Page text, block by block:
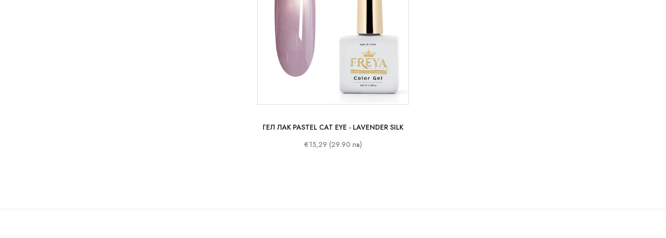
10 ml
ГЕЛ ЛАК PASTEL CAT EYE - LAVENDER SILK
€15,29 (29.90 лв)